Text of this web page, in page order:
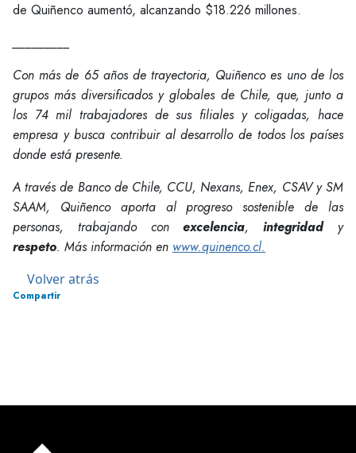
de Quiñenco aumentó, alcanzando $18.226 millones.
Con más de 65 años de trayectoria, Quiñenco es uno de los
grupos más diversificados y globales de Chile, que, junto a
los 74 mil trabajadores de sus filiales y coligadas, hace
empresa y busca contribuir al desarrollo de todos los países
donde está presente.
A través de Banco de Chile, CCU, Nexans, Enex, CSAV y SM
SAAM, Quiñenco aporta al progreso sostenible de las
personas, trabajando conexcelencia,integridady
respeto. Más información en www.quinenco.cl.
Volver atrás
Compartir